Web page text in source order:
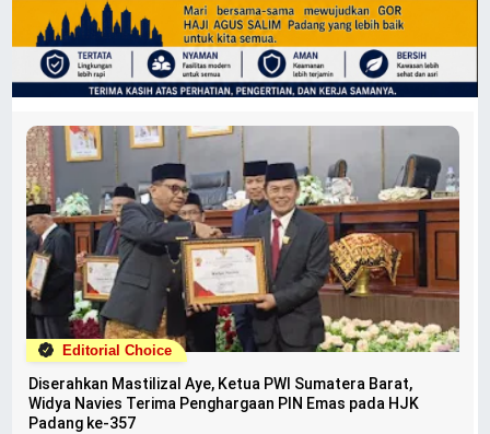
Editorial Choice
Diserahkan Mastilizal Aye, Ketua PWI Sumatera Barat,
Widya Navies Terima Penghargaan PIN Emas pada HJK
Padang ke-357